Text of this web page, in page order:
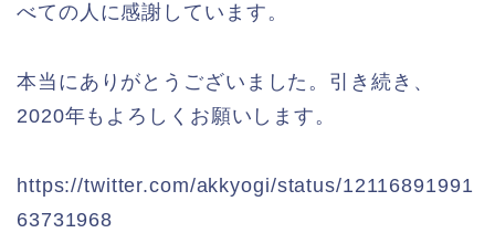
べての人に感謝しています。
本当にありがとうございました。引き続き、
2020年もよろしくお願いします。
https://twitter.com/akkyogi/status/12116891991
63731968